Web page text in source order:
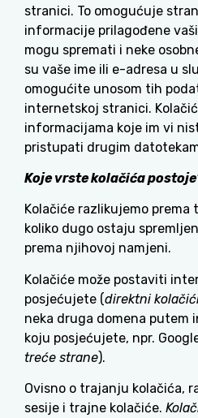
stranici. To omogućuje
informacije prilagođene
mogu spremati i neke
su vaše ime ili e-adresa u
omogućite unosom tih
internetskoj stranici.
informacijama koje im vi
pristupati drugim
Koje vrste kolačića
Kolačiće razlikujemo prema
koliko dugo ostaju
prema njihovoj namjeni.
Kolačiće može postaviti
posjećujete (direktni
neka druga domena putem
koju posjećujete, npr.
treće strane).
Ovisno o trajanju kolačića,
sesije i trajne kolačiće.